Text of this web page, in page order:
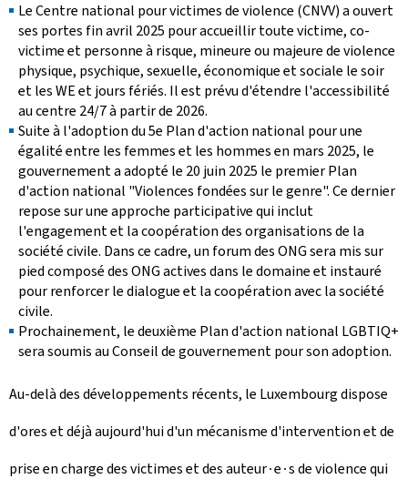
Le Centre national pour victimes de violence (CNVV) a ouvert
ses portes fin avril 2025 pour accueillir toute victime, co-
victime et personne à risque, mineure ou majeure de violence
physique, psychique, sexuelle, économique et sociale le soir
et les WE et jours fériés. Il est prévu d'étendre l'accessibilité
au centre 24/7 à partir de 2026.
Suite à l'adoption du 5e Plan d'action national pour une
égalité entre les femmes et les hommes en mars 2025, le
gouvernement a adopté le 20 juin 2025 le premier Plan
d'action national "Violences fondées sur le genre". Ce dernier
repose sur une approche participative qui inclut
l'engagement et la coopération des organisations de la
société civile. Dans ce cadre, un forum des ONG sera mis sur
pied composé des ONG actives dans le domaine et instauré
pour renforcer le dialogue et la coopération avec la société
civile.
Prochainement, le deuxième Plan d'action national LGBTIQ+
sera soumis au Conseil de gouvernement pour son adoption.
Au-delà des développements récents, le Luxembourg dispose
d'ores et déjà aujourd'hui d'un mécanisme d'intervention et de
prise en charge des victimes et des auteur∙e∙s de violence qui